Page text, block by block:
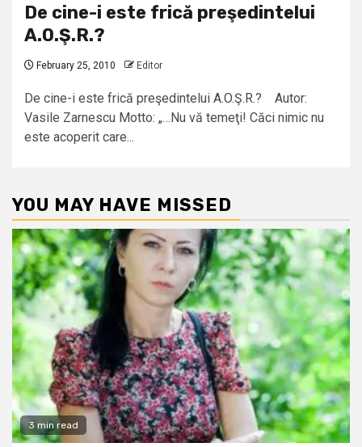
De cine-i este frică preşedintelui
A.O.Ş.R.?
February 25, 2010 Editor
De cine-i este frică preşedintelui A.O.Ş.R.? Autor:
Vasile Zarnescu Motto: „…Nu vă temeţi! Căci nimic nu
este acoperit care...
YOU MAY HAVE MISSED
3 min read